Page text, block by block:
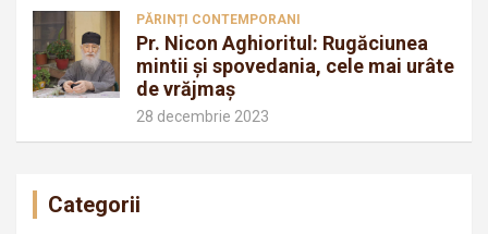
PĂRINȚI CONTEMPORANI
Pr. Nicon Aghioritul: Rugăciunea
mintii și spovedania, cele mai urâte
de vrăjmaș
28 decembrie 2023
Categorii